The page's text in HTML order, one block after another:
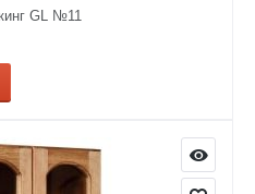
GL №11